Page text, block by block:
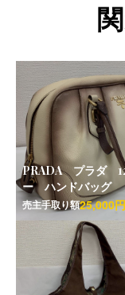
PRADA プラダ
ー ハンドバッグ
売主手取り額25,000円